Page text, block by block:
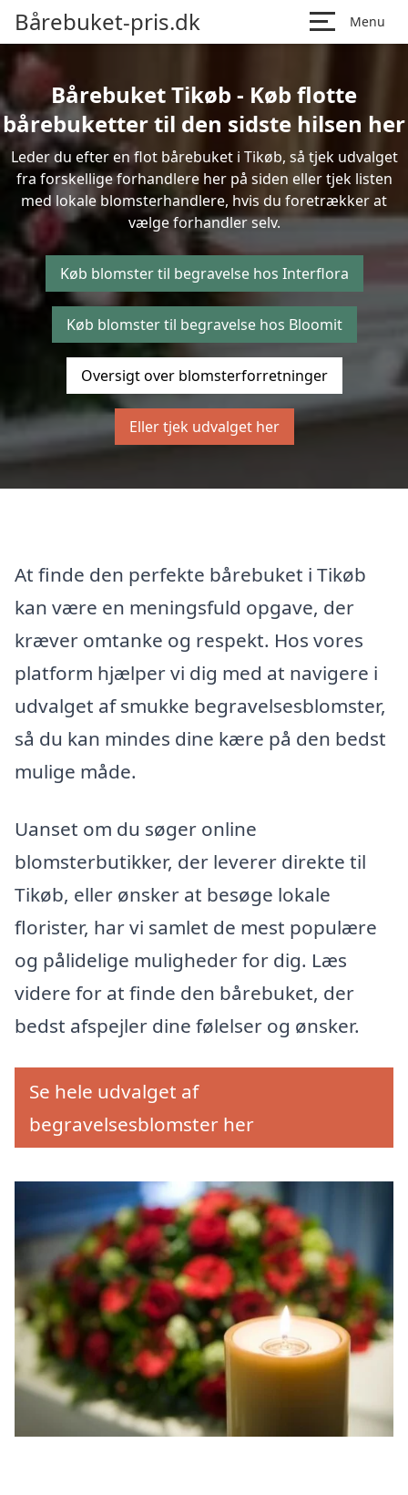
Bårebuket-pris.dk Menu
Bårebuket Tikøb - Køb flotte
bårebuketter til den sidste hilsen her
Leder du efter en flot bårebuket i Tikøb, så tjek udvalget
fra forskellige forhandlere her på siden eller tjek listen
med lokale blomsterhandlere, hvis du foretrækker at
vælge forhandler selv.
Køb blomster til begravelse hos Interflora
Køb blomster til begravelse hos Bloomit
Oversigt over blomsterforretninger
Eller tjek udvalget her
At finde den perfekte bårebuket i Tikøb
kan være en meningsfuld opgave, der
kræver omtanke og respekt. Hos vores
platform hjælper vi dig med at navigere i
udvalget af smukke begravelsesblomster,
så du kan mindes dine kære på den bedst
mulige måde.
Uanset om du søger online
blomsterbutikker, der leverer direkte til
Tikøb, eller ønsker at besøge lokale
florister, har vi samlet de mest populære
og pålidelige muligheder for dig. Læs
videre for at finde den bårebuket, der
bedst afspejler dine følelser og ønsker.
Se hele udvalget af
begravelsesblomster her